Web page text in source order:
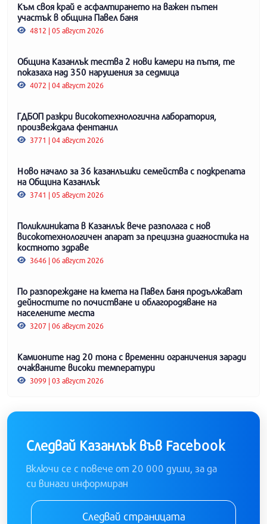
Към своя край е асфалтирането на важен пътен
участък в община Павел баня
4812 | 05 август 2026
Община Казанлък тества 2 нови камери на пътя, те
показаха над 350 нарушения за седмица
4072 | 04 август 2026
ГДБОП разкри високотехнологична лаборатория,
произвеждала фентанил
3771 | 04 август 2026
Ново начало за 36 казанлъшки семейства с подкрепата
на Община Казанлък
3741 | 05 август 2026
Поликлиниката в Казанлък вече разполага с нов
високотехнологичен апарат за прецизна диагностика на
костното здраве
3646 | 06 август 2026
По разпореждане на кмета на Павел баня продължават
дейностите по почистване и облагородяване на
населените места
3207 | 06 август 2026
Камионите над 20 тона с временни ограничения заради
очакваните високи температури
3099 | 03 август 2026
Следвай Казанлък във Facebook
Включи се с повече от 20 000 души, за да
си винаги информиран
Следвай страницата